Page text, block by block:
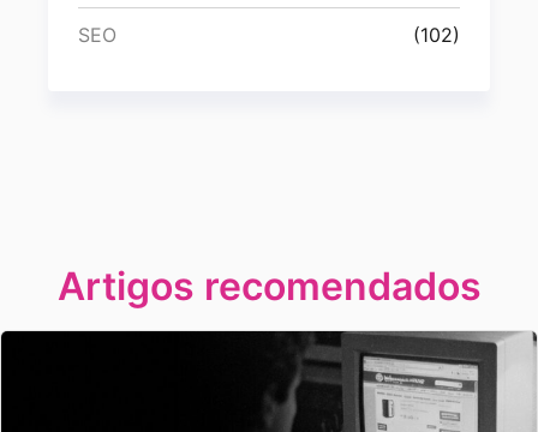
SEO (102)
Artigos recomendados